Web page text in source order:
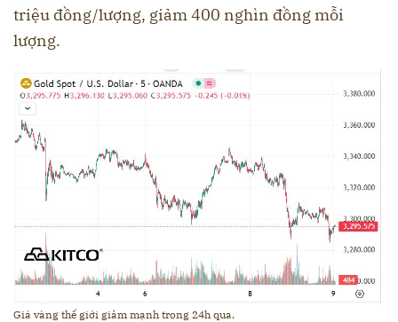
triệu đồng/lượng, giảm 400 nghìn đồng mỗi
lượng.
Giá vàng thế giới giảm mạnh trong 24h qua.